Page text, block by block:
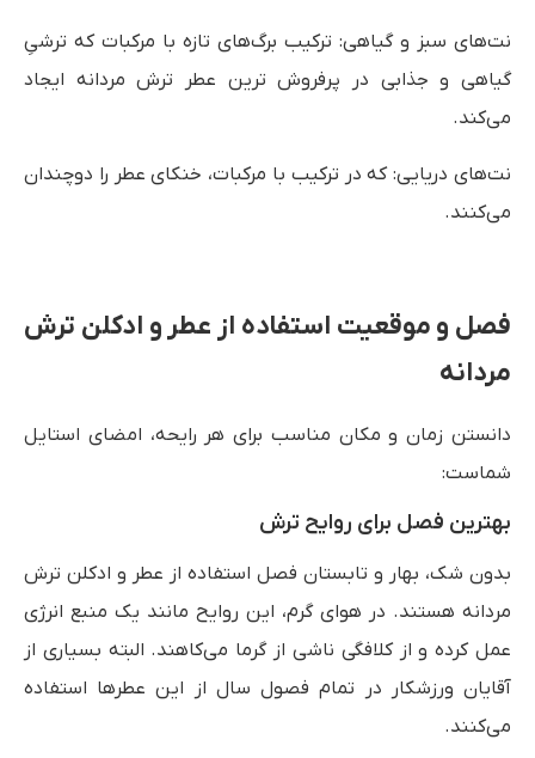
نت‌های سبز و گیاهی: ترکیب برگ‌های تازه با مرکبات که ترشیِ
گیاهی و جذابی در پرفروش ترین عطر ترش مردانه ایجاد
می‌کند.
نت‌های دریایی: که در ترکیب با مرکبات، خنکای عطر را دوچندان
می‌کنند.
فصل و موقعیت استفاده از عطر و ادکلن ترش
مردانه
دانستن زمان و مکان مناسب برای هر رایحه، امضای استایل
شماست:
بهترین فصل برای روایح ترش
بدون شک، بهار و تابستان فصل استفاده از عطر و ادکلن ترش
مردانه هستند. در هوای گرم، این روایح مانند یک منبع انرژی
عمل کرده و از کلافگی ناشی از گرما می‌کاهند. البته بسیاری از
آقایان ورزشکار در تمام فصول سال از این عطرها استفاده
می‌کنند.